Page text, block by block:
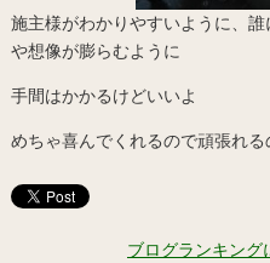
施主様がわかりやすいように、
や想像が膨らむように
手間はかかるけどいいよ
めちゃ喜んでくれるので頑張れる
ブログランキング